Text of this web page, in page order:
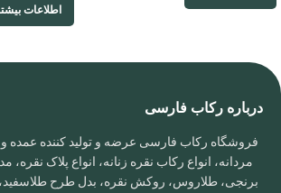
اطلاعات
درباره رکاب فارسی
فروشگاه رکاب فارسی عرضه و تولید کننده عمده و
مردانه، انواع رکاب نقره زنانه، انواع پلاک نقره،
برنجی، طلاروس، روکش نقره، بدل طرح